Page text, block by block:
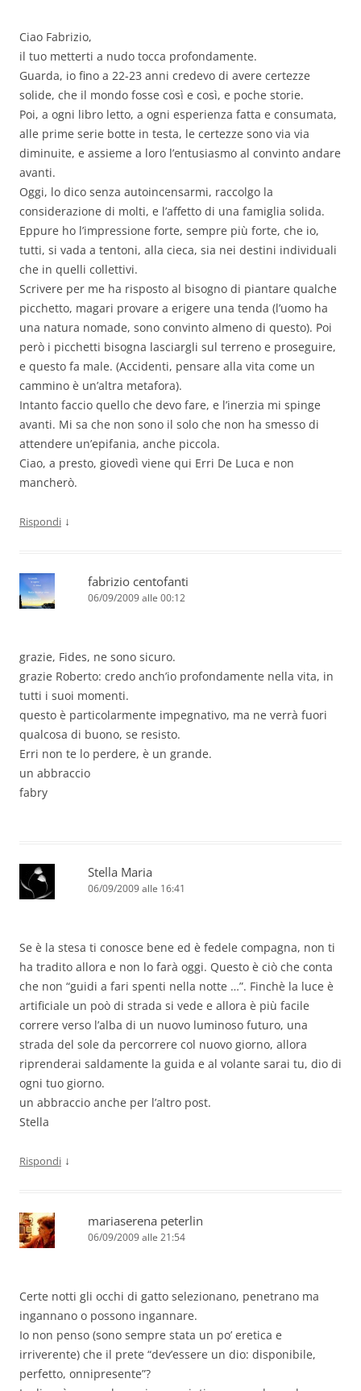
Ciao Fabrizio,
il tuo metterti a nudo tocca profondamente.
Guarda, io fino a 22-23 anni credevo di avere certezze
solide, che il mondo fosse così e così, e poche storie.
Poi, a ogni libro letto, a ogni esperienza fatta e consumata,
alle prime serie botte in testa, le certezze sono via via
diminuite, e assieme a loro l’entusiasmo al convinto andare
avanti.
Oggi, lo dico senza autoincensarmi, raccolgo la
considerazione di molti, e l’affetto di una famiglia solida.
Eppure ho l’impressione forte, sempre più forte, che io,
tutti, si vada a tentoni, alla cieca, sia nei destini individuali
che in quelli collettivi.
Scrivere per me ha risposto al bisogno di piantare qualche
picchetto, magari provare a erigere una tenda (l’uomo ha
una natura nomade, sono convinto almeno di questo). Poi
però i picchetti bisogna lasciargli sul terreno e proseguire,
e questo fa male. (Accidenti, pensare alla vita come un
cammino è un’altra metafora).
Intanto faccio quello che devo fare, e l’inerzia mi spinge
avanti. Mi sa che non sono il solo che non ha smesso di
attendere un’epifania, anche piccola.
Ciao, a presto, giovedì viene qui Erri De Luca e non
mancherò.
Rispondi ↓
fabrizio centofanti
06/09/2009 alle 00:12
grazie, Fides, ne sono sicuro.
grazie Roberto: credo anch’io profondamente nella vita, in
tutti i suoi momenti.
questo è particolarmente impegnativo, ma ne verrà fuori
qualcosa di buono, se resisto.
Erri non te lo perdere, è un grande.
un abbraccio
fabry
Stella Maria
06/09/2009 alle 16:41
Se è la stesa ti conosce bene ed è fedele compagna, non ti
ha tradito allora e non lo farà oggi. Questo è ciò che conta
che non “guidi a fari spenti nella notte …”. Finchè la luce è
artificiale un poò di strada si vede e allora è più facile
correre verso l’alba di un nuovo luminoso futuro, una
strada del sole da percorrere col nuovo giorno, allora
riprenderai saldamente la guida e al volante sarai tu, dio di
ogni tuo giorno.
un abbraccio anche per l’altro post.
Stella
Rispondi ↓
mariaserena peterlin
06/09/2009 alle 21:54
Certe notti gli occhi di gatto selezionano, penetrano ma
ingannano o possono ingannare.
Io non penso (sono sempre stata un po’ eretica e
irriverente) che il prete “dev’essere un dio: disponibile,
perfetto, onnipresente”?